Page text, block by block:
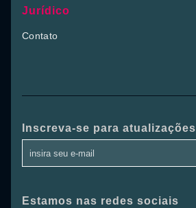
Jurídico
Contato
Inscreva-se para atualizações
Estamos nas redes sociais